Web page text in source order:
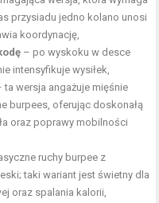
przysiadu jedno kolano unosi
koordynację,
– po wyskoku w desce
intensyfikuje wysiłek,
ta wersja angażuje mięśnie
burpees, oferując doskonałą
oraz poprawy mobilności
ruchy burpee z
taki wariant jest świetny dla
oraz spalania kalorii,